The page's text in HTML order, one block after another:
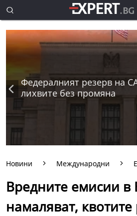
Федералният резерв на
лихвите без промяна
Новини Международни
Вредните емисии в
намаляват, квотите